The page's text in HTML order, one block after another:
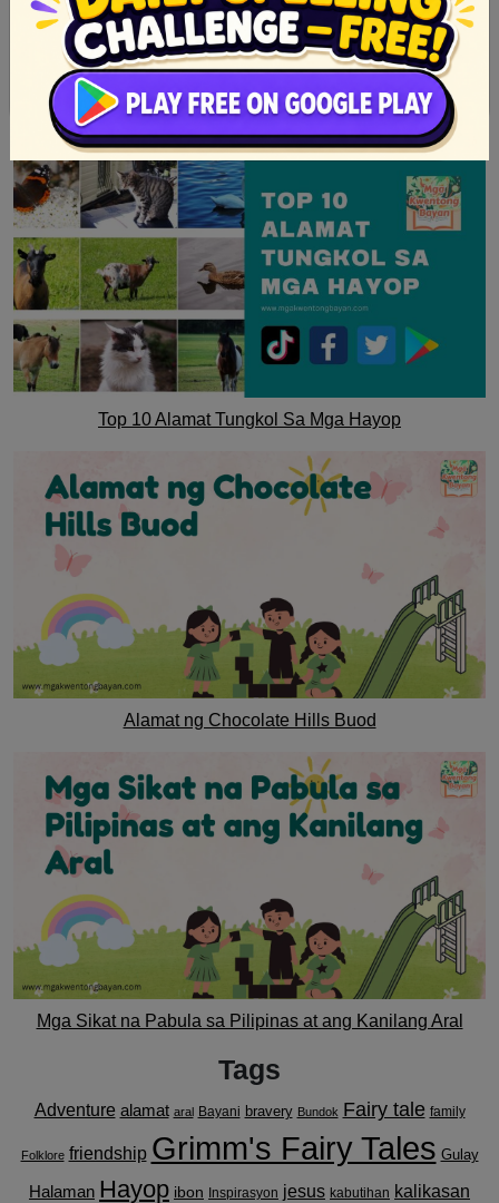
Top 50 Bedtime Stories
Top 10 Alamat Tungkol Sa Mga Hayop
Alamat ng Chocolate Hills Buod
Mga Sikat na Pabula sa Pilipinas at ang Kanilang Aral
Tags
Adventure alamat aral Bayani bravery Bundok Fairy tale family
Folklore friendship Grimm's Fairy Tales Gulay
Halaman Hayop ibon Inspirasyon jesus kabutihan kalikasan